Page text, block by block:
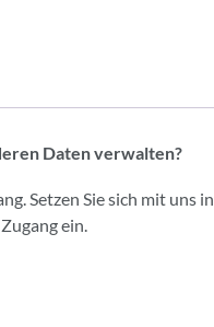
Daten verwalten?
Setzen Sie sich mit uns in
ein.